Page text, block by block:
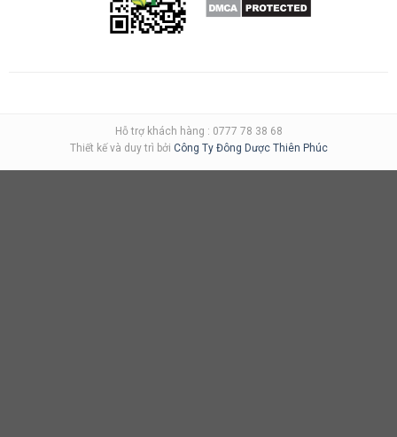
Hỗ trợ khách hàng : 0777 78 38 68
Thiết kế và duy trì bởi Công Ty Đông Dược Thiên Phúc